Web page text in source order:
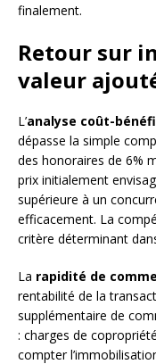
finalement.
Retour sur
valeur
L’analyse coût-
dépasse la simple
des honoraires de 6%
prix initialement
supérieure à un
efficacement. La
critère déterminant
La rapidité de
rentabilité de la
supplémentaire de
: charges de
compter